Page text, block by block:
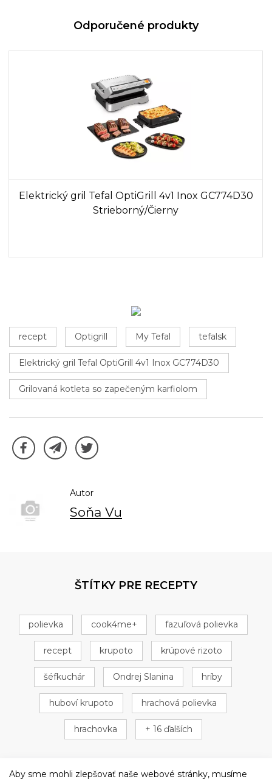
Odporučené produkty
Elektrický gril Tefal OptiGrill 4v1 Inox GC774D30
Strieborný/Čierny
recept Optigrill My Tefal tefalsk
Elektrický gril Tefal OptiGrill 4v1 Inox GC774D30
Grilovaná kotleta so zapečeným karfiolom
Autor
Soňa Vu
ŠTÍTKY PRE RECEPTY
polievka cook4me+ fazuľová polievka
recept krupoto krúpové rizoto
šéfkuchár Ondrej Slanina hríby
huboví krupoto hrachová polievka
hrachovka + 16 ďalších
Aby sme mohli zlepšovať naše webové stránky, musíme